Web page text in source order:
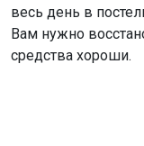
весь день в
Вам нужно
средства хороши.